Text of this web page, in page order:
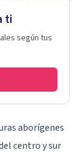
ti
según tus
aborígenes
centro y sur